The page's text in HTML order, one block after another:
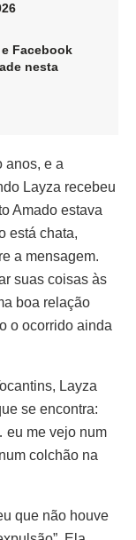
Facebook
nesta
anos, e a
Layza recebeu
Amado estava
está chata,
a mensagem.
suas coisas às
boa relação
o ocorrido ainda
Layza
se encontra:
eu me vejo num
colchão na
que não houve